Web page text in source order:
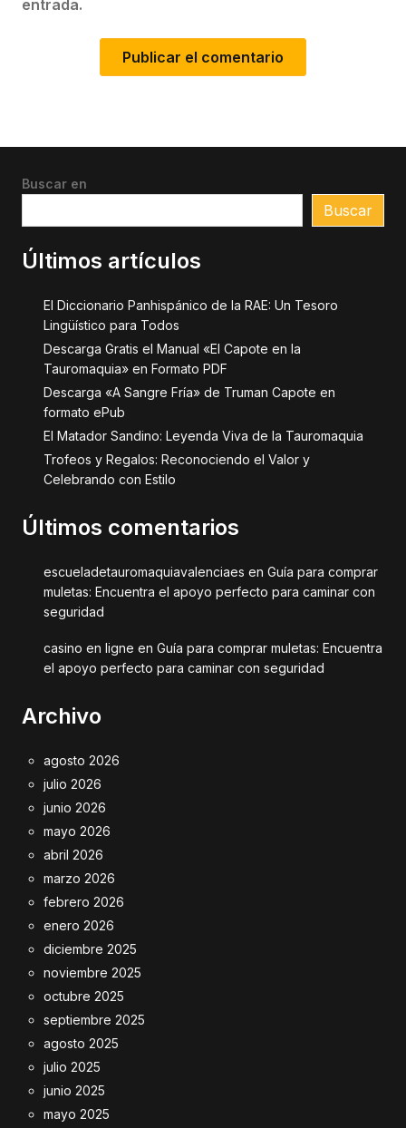
entrada.
Buscar en
Buscar
Últimos artículos
El Diccionario Panhispánico de la RAE: Un Tesoro
Lingüístico para Todos
Descarga Gratis el Manual «El Capote en la
Tauromaquia» en Formato PDF
Descarga «A Sangre Fría» de Truman Capote en
formato ePub
El Matador Sandino: Leyenda Viva de la Tauromaquia
Trofeos y Regalos: Reconociendo el Valor y
Celebrando con Estilo
Últimos comentarios
escueladetauromaquiavalenciaes en Guía para comprar
muletas: Encuentra el apoyo perfecto para caminar con
seguridad
casino en ligne en Guía para comprar muletas: Encuentra
el apoyo perfecto para caminar con seguridad
Archivo
agosto 2026
julio 2026
junio 2026
mayo 2026
abril 2026
marzo 2026
febrero 2026
enero 2026
diciembre 2025
noviembre 2025
octubre 2025
septiembre 2025
agosto 2025
julio 2025
junio 2025
mayo 2025